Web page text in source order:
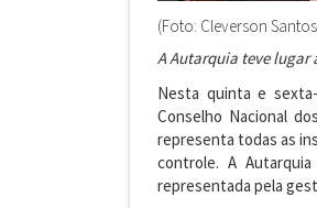
(Foto: Cleverson
A Autarquia teve lugar
Nesta quinta e
Conselho Nacional
representa todas as
controle. A
representada pela